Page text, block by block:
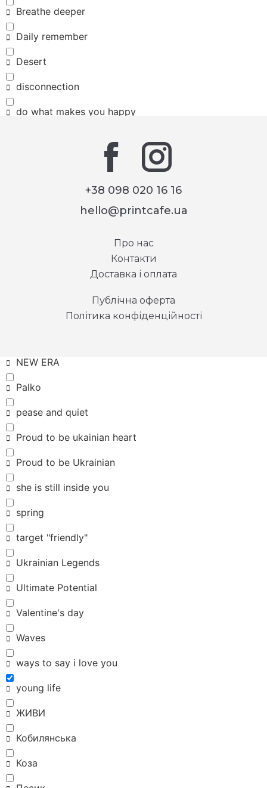
Breathe deeper
Daily remember
Desert
disconnection
do what makes you happy
I want to believe
NEW ERA
Palko
pease and quiet
Proud to be ukainian heart
Proud to be Ukrainian
she is still inside you
spring
target "friendly"
Ukrainian Legends
Ultimate Potential
Valentine's day
Waves
ways to say i love you
young life
ЖИВИ
Кобилянська
Коза
+38 098 020 16 16
hello@printcafe.ua
Про нас
Контакти
Доставка і оплата
Публічна оферта
Політика конфіденційності